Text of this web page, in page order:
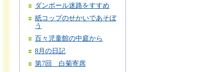
ダンボール迷路をすすめ
紙コップのせかいであそぼ
う
百々児童館の中庭から
8月の日記
第7回 白菊寄席